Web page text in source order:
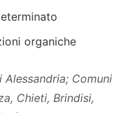
organiche
Comuni
Chieti, Brindisi,